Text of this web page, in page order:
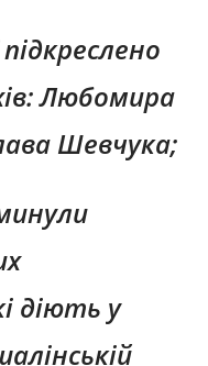
Любомира
Шевчука;
діють у